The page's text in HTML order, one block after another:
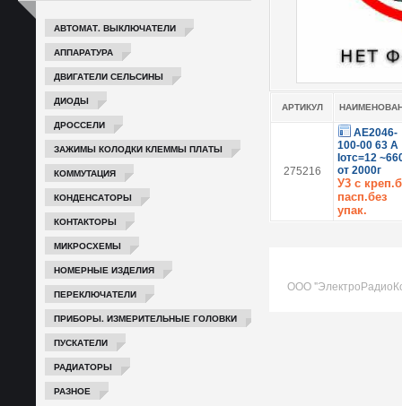
АВТОМАТ. ВЫКЛЮЧАТЕЛИ
АППАРАТУРА
ДВИГАТЕЛИ СЕЛЬСИНЫ
ДИОДЫ
ДРОССЕЛИ
ЗАЖИМЫ КОЛОДКИ КЛЕММЫ ПЛАТЫ
КОММУТАЦИЯ
КОНДЕНСАТОРЫ
КОНТАКТОРЫ
МИКРОСХЕМЫ
НОМЕРНЫЕ ИЗДЕЛИЯ
ПЕРЕКЛЮЧАТЕЛИ
ПРИБОРЫ. ИЗМЕРИТЕЛЬНЫЕ ГОЛОВКИ
ПУСКАТЕЛИ
РАДИАТОРЫ
РАЗНОЕ
АРТИКУЛ
275216
АЕ2046-
100-00 63 А
Iотс=12
от 2000г
У3 с
пасп.без
упак.
ООО